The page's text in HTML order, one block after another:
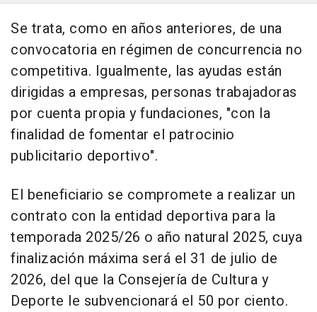
Se trata, como en años anteriores, de una
convocatoria en régimen de concurrencia no
competitiva. Igualmente, las ayudas están
dirigidas a empresas, personas trabajadoras
por cuenta propia y fundaciones, "con la
finalidad de fomentar el patrocinio
publicitario deportivo".
El beneficiario se compromete a realizar un
contrato con la entidad deportiva para la
temporada 2025/26 o año natural 2025, cuya
finalización máxima será el 31 de julio de
2026, del que la Consejería de Cultura y
Deporte le subvencionará el 50 por ciento.